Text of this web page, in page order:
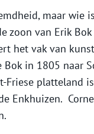
maar wie
zoon van Erik
het vak van
Bok in 1805 naar
Friese platteland
Enkhuizen.